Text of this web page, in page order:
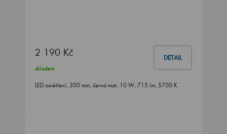
2 190 Kč DETAIL
skladem
LED osvětlení, 300 mm, černá mat, 10 W, 715 lm, 5700 K